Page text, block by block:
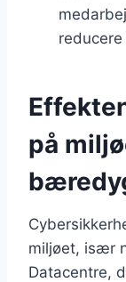
på
miljøet, især
Datacentre,